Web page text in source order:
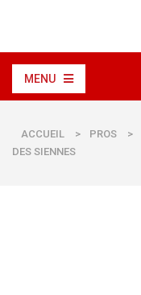
MENU
ACCUEIL > PROS >
DES SIENNES